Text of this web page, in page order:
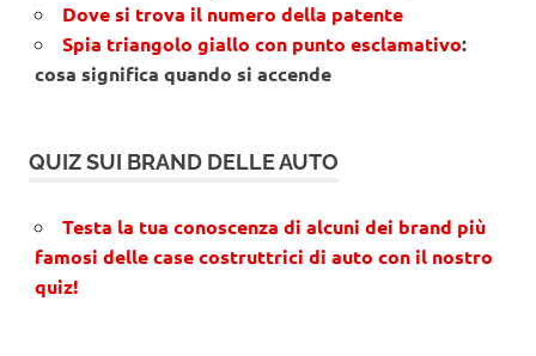
Dove si trova il numero della patente
Spia triangolo giallo con punto esclamativo:
cosa significa quando si accende
QUIZ SUI BRAND DELLE AUTO
Testa la tua conoscenza di alcuni dei brand più
famosi delle case costruttrici di auto con il nostro
quiz!